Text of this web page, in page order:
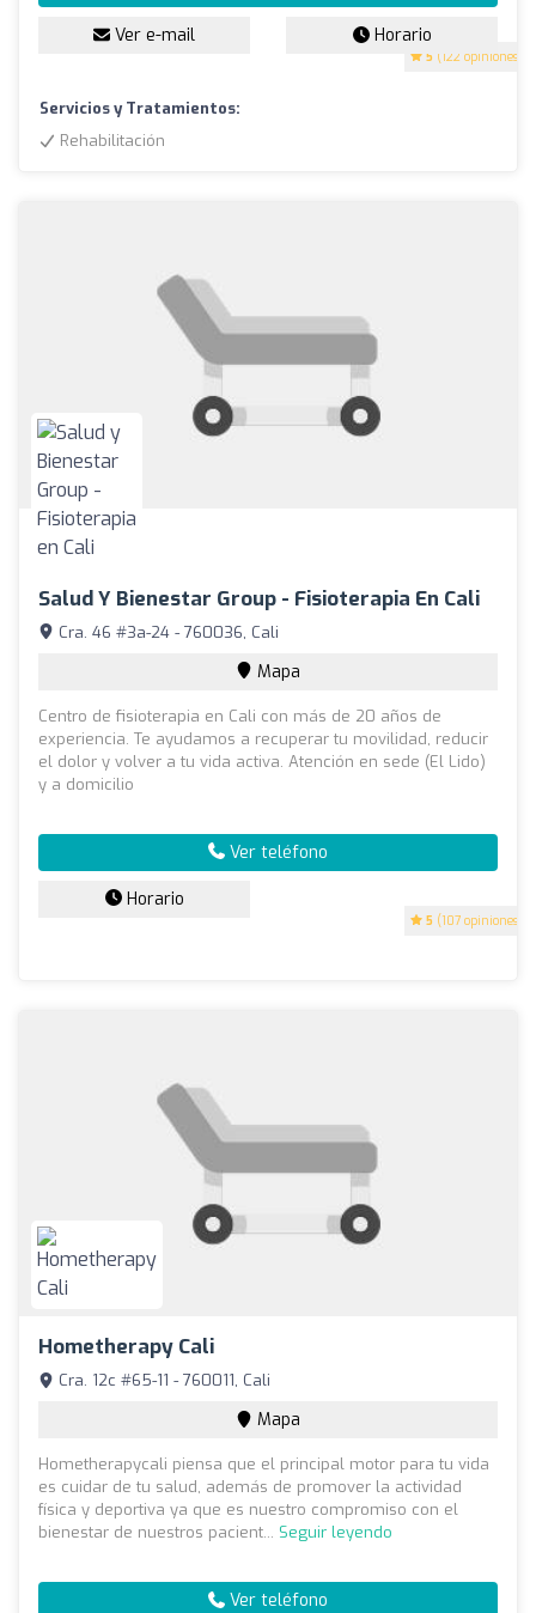
5 (122 opiniones)
Ver e-mail Horario
Servicios y Tratamientos:
Rehabilitación
Salud Y Bienestar Group - Fisioterapia En Cali
5 (107 opiniones)
Cra. 46 #3a-24 - 760036, Cali
Mapa
Centro de fisioterapia en Cali con más de 20 años de
experiencia. Te ayudamos a recuperar tu movilidad, reducir
el dolor y volver a tu vida activa. Atención en sede (El Lido)
y a domicilio
Ver teléfono
Horario
Hometherapy Cali
Cra. 12c #65-11 - 760011, Cali
Mapa
Hometherapycali piensa que el principal motor para tu vida
es cuidar de tu salud, además de promover la actividad
física y deportiva ya que es nuestro compromiso con el
bienestar de nuestros pacient... Seguir leyendo
Ver teléfono